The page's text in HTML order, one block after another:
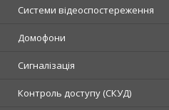
Системи відеоспостереження
Домофони
Сигналізація
Контроль доступу (СКУД)